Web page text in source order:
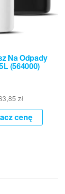
Na Odpady
(564000)
zł
cenę